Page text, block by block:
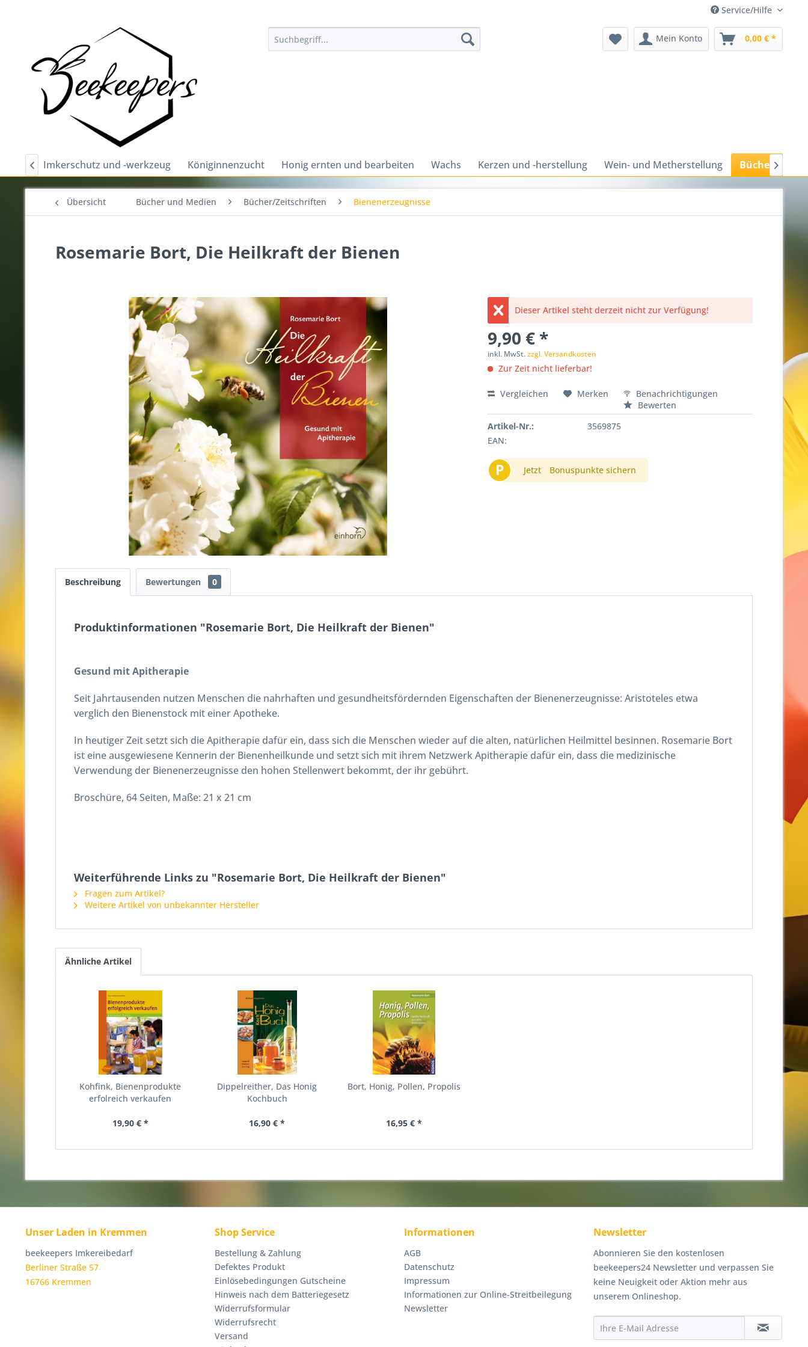
Service/Hilfe
Mein Konto 0,00 € *
Imkerschutz und -werkzeug Königinnenzucht Honig ernten und bearbeiten Wachs Kerzen und -herstellung Wein- und Metherstellung Bücher und
 
Übersicht Bücher und Medien Bücher/Zeitschriften Bienenerzeugnisse
Rosemarie Bort, Die Heilkraft der Bienen
Dieser Artikel steht derzeit nicht zur Verfügung!
9,90 € *
inkl. MwSt.zzgl. Versandkosten
Zur Zeit nicht lieferbar!
Vergleichen Merken
Benachrichtigungen
Bewerten
Artikel-Nr.:
3569875
EAN:
P Jetzt Bonuspunkte sichern
Beschreibung Bewertungen 0
Produktinformationen "Rosemarie Bort, Die Heilkraft der Bienen"
Gesund mit Apitherapie
Seit Jahrtausenden nutzen Menschen die nahrhaften und gesundheitsfördernden Eigenschaften der Bienenerzeugnisse: Aristoteles etwa
verglich den Bienenstock mit einer Apotheke.
In heutiger Zeit setzt sich die Apitherapie dafür ein, dass sich die Menschen wieder auf die alten, natürlichen Heilmittel besinnen. Rosemarie Bort
ist eine ausgewiesene Kennerin der Bienenheilkunde und setzt sich mit ihrem Netzwerk Apitherapie dafür ein, dass die medizinische
Verwendung der Bienenerzeugnisse den hohen Stellenwert bekommt, der ihr gebührt.
Broschüre, 64 Seiten, Maße: 21 x 21 cm
Weiterführende Links zu "Rosemarie Bort, Die Heilkraft der Bienen"
Fragen zum Artikel?
Weitere Artikel von unbekannter Hersteller
Ähnliche Artikel
Kohfink, Bienenprodukte
erfolreich verkaufen
19,90 € *
Dippelreither, Das Honig
Kochbuch
16,90 € *
Bort, Honig, Pollen, Propolis
16,95 € *
Unser Laden in Kremmen
beekeepers Imkereibedarf
Berliner Straße 57
16766 Kremmen
Shop Service
Bestellung & Zahlung
Defektes Produkt
Einlösebedingungen Gutscheine
Hinweis nach dem Batteriegesetz
Widerrufsformular
Widerrufsrecht
Versand
Informationen
AGB
Datenschutz
Impressum
Informationen zur Online-Streitbeilegung
Newsletter
Newsletter
Abonnieren Sie den kostenlosen
beekeepers24 Newsletter und verpassen Sie
keine Neuigkeit oder Aktion mehr aus
unserem Onlineshop.